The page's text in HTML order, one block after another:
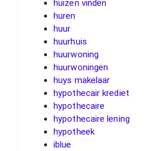
huizen vinden
huren
huur
huurhuis
huurwoning
huurwoningen
huys makelaar
hypothecair krediet
hypothecaire
hypothecaire lening
hypotheek
iblue